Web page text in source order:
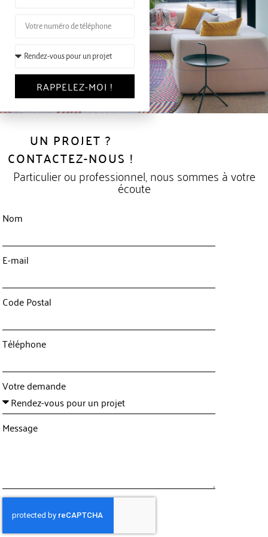
UN PROJET ?
CONTACTEZ-NOUS !
Particulier ou professionnel, nous sommes à votre
écoute
Nom
E-mail
Code Postal
Téléphone
Votre demande
Message
RAPPELEZ-MOI !